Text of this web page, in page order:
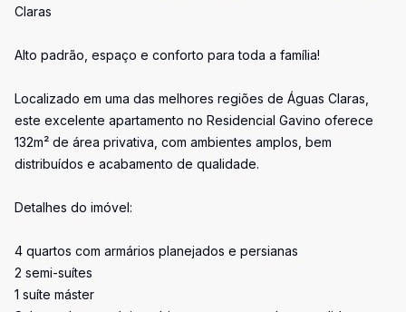
Claras
Alto padrão, espaço e conforto para toda a família!
Localizado em uma das melhores regiões de Águas Claras,
este excelente apartamento no Residencial Gavino oferece
132m² de área privativa, com ambientes amplos, bem
distribuídos e acabamento de qualidade.
Detalhes do imóvel:
4 quartos com armários planejados e persianas
2 semi-suítes
1 suíte máster